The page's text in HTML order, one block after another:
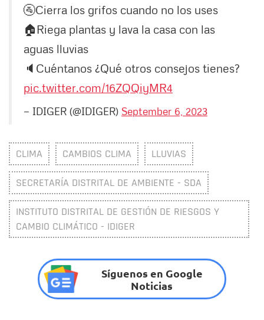
🚰Cierra los grifos cuando no los uses
🏠Riega plantas y lava la casa con las
aguas lluvias
🔈Cuéntanos ¿Qué otros consejos tienes?
pic.twitter.com/16ZQQiyMR4
— IDIGER (@IDIGER) September 6, 2023
CLIMA CAMBIOS CLIMA LLUVIAS
SECRETARÍA DISTRITAL DE AMBIENTE - SDA
INSTITUTO DISTRITAL DE GESTIÓN DE RIESGOS Y
CAMBIO CLIMÁTICO - IDIGER
Síguenos en Google
Noticias